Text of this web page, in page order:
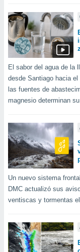
de
1199
El sabor del agua de la
desde Santiago hacia
las fuentes de
magnesio determinan
Un nuevo sistema
DMC actualizó sus
ventiscas y tormentas